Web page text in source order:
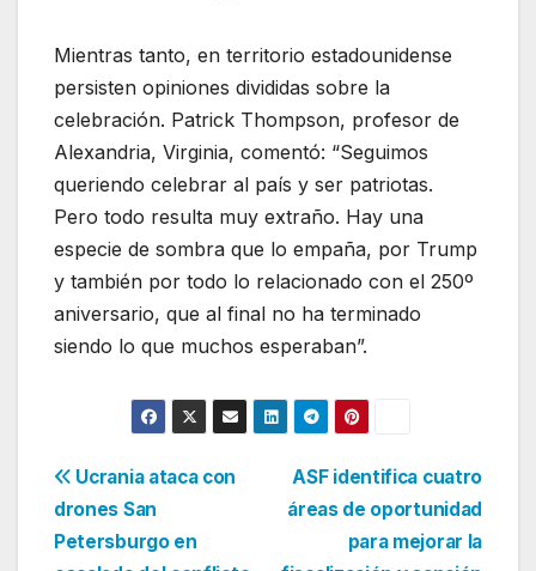
Mientras tanto, en territorio estadounidense
persisten opiniones divididas sobre la
celebración. Patrick Thompson, profesor de
Alexandria, Virginia, comentó: “Seguimos
queriendo celebrar al país y ser patriotas.
Pero todo resulta muy extraño. Hay una
especie de sombra que lo empaña, por Trump
y también por todo lo relacionado con el 250º
aniversario, que al final no ha terminado
siendo lo que muchos esperaban”.
Navegación
de
ASF identifica cuatro
áreas de oportunidad
para mejorar la
Ucrania ataca con
drones San
Petersburgo en